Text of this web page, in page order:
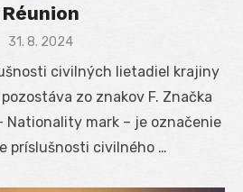
Réunion
Posted
31. 8. 2024
civilných lietadiel krajiny
zo znakov F. Značka
mark – je označenie
príslušnosti civilného …